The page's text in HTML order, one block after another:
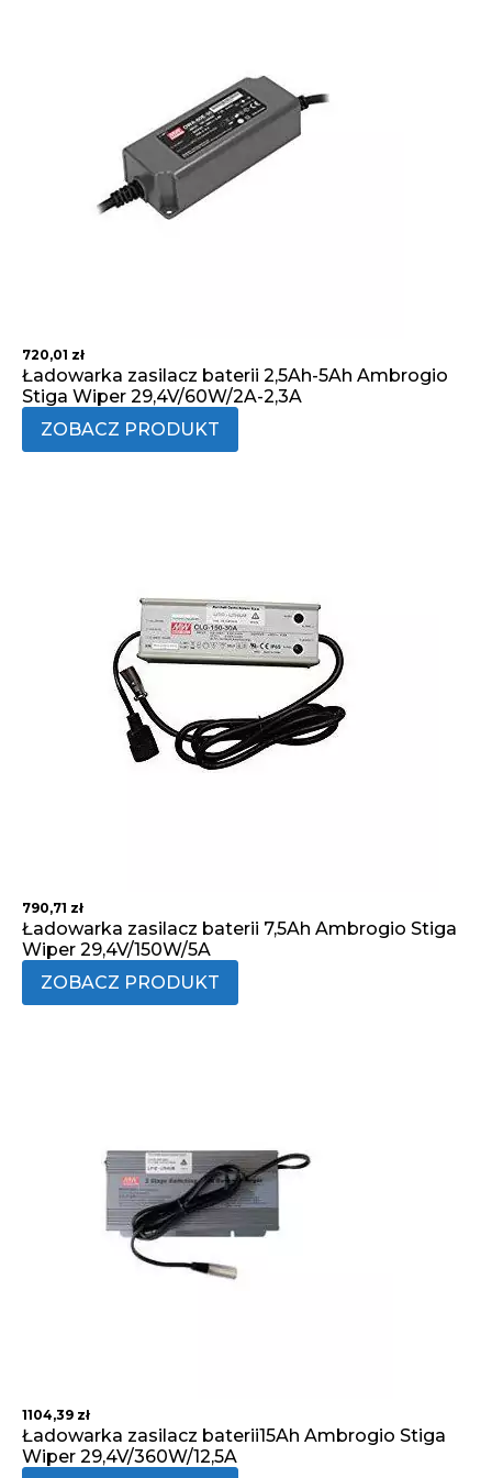
720,01 zł
Ładowarka zasilacz baterii 2,5Ah-5Ah Ambrogio
Stiga Wiper 29,4V/60W/2A-2,3A
ZOBACZ PRODUKT
790,71 zł
Ładowarka zasilacz baterii 7,5Ah Ambrogio Stiga
Wiper 29,4V/150W/5A
ZOBACZ PRODUKT
1104,39 zł
Ładowarka zasilacz baterii15Ah Ambrogio Stiga
Wiper 29,4V/360W/12,5A